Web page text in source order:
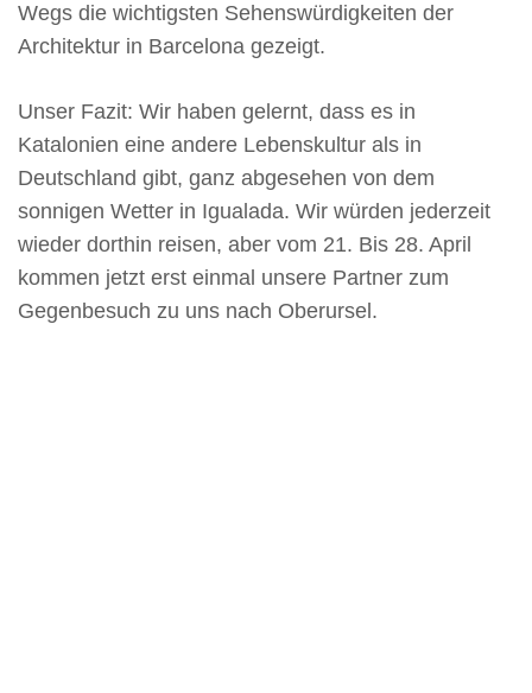
Wegs die wichtigsten Sehenswürdigkeiten der
Architektur in Barcelona gezeigt.
Unser Fazit: Wir haben gelernt, dass es in
Katalonien eine andere Lebenskultur als in
Deutschland gibt, ganz abgesehen von dem
sonnigen Wetter in Igualada. Wir würden jederzeit
wieder dorthin reisen, aber vom 21. Bis 28. April
kommen jetzt erst einmal unsere Partner zum
Gegenbesuch zu uns nach Oberursel.